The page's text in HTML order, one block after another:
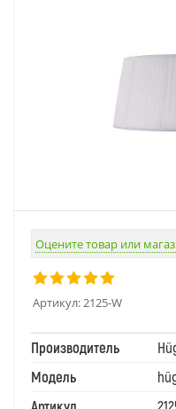
Оцените товар или
Артикул:2125-W
Производитель
Модель
Артикул